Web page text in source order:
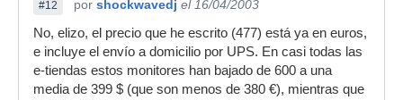
#12 por shockwavedj el 16/04/2003
No, elizo, el precio que he escrito (477) está ya en euros,
e incluye el envío a domicilio por UPS. En casi todas las
e-tiendas estos monitores han bajado de 600 a una
media de 399 $ (que son menos de 380 €), mientras que